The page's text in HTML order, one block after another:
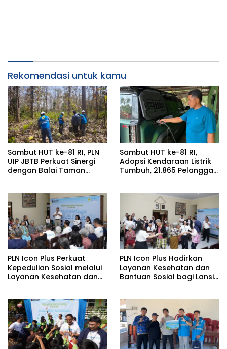
Rekomendasi untuk kamu
Sambut HUT ke-81 RI, PLN
UIP JBTB Perkuat Sinergi
dengan Balai Taman
SUTET 500 kV Paiton–
Watudodol/Kalipuro
Sambut HUT ke-81 RI,
Adopsi Kendaraan Listrik
Tumbuh, 21.865 Pelanggan
pada Semester I 2026
PLN Icon Plus Perkuat
Kepedulian Sosial melalui
Layanan Kesehatan dan
PLN Icon Plus Hadirkan
Layanan Kesehatan dan
Bantuan Sosial bagi Lansia